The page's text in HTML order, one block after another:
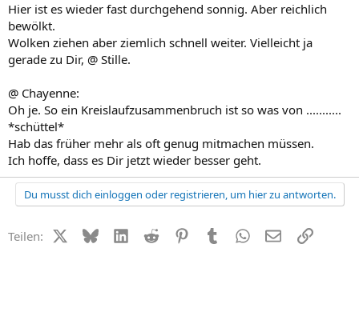
Hier ist es wieder fast durchgehend sonnig. Aber reichlich
bewölkt.
Wolken ziehen aber ziemlich schnell weiter. Vielleicht ja
gerade zu Dir, @ Stille.
@ Chayenne:
Oh je. So ein Kreislaufzusammenbruch ist so was von ...........
*schüttel*
Hab das früher mehr als oft genug mitmachen müssen.
Ich hoffe, dass es Dir jetzt wieder besser geht.
Du musst dich einloggen oder registrieren, um hier zu antworten.
Teilen: X (Twitter)
BlueskyLinkedIn
Reddit PinterestTumblr WhatsApp
E-MailLink